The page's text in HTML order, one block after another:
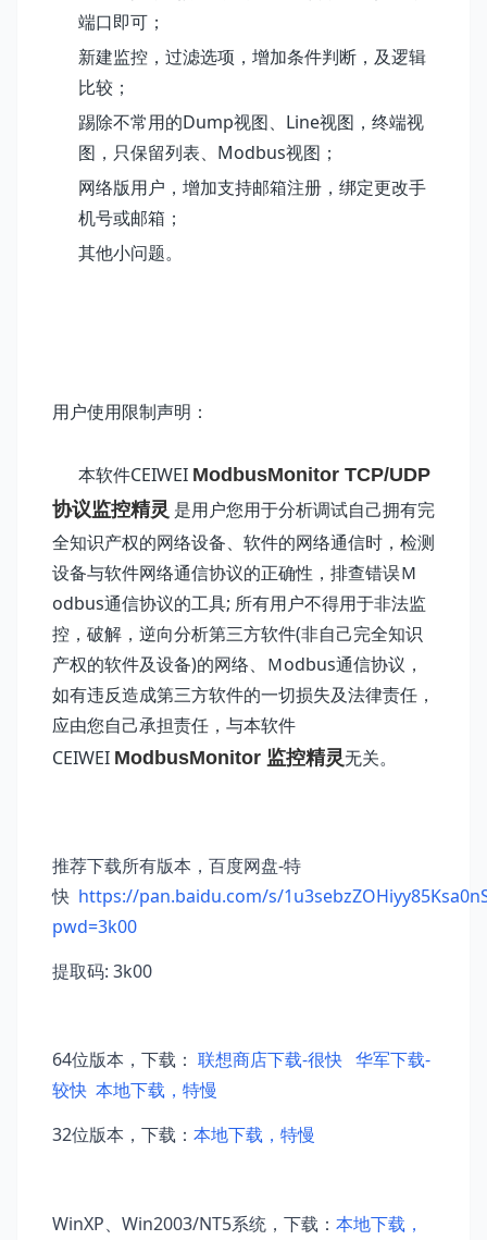
端口即可；
新建监控，过滤选项，增加条件判断，及逻辑
比较；
踢除不常用的Dump视图、Line视图，终端视
图，只保留列表、Modbus视图；
网络版用户， 增加支持邮箱注册，绑定更改手
机号或邮箱；
其他小问题。
用户使用限制声明：
本软件CEIWEI ModbusMonitor TCP/UDP
协议监控精灵 是用户您用于分析调试自己拥有完
全知识产权的网络设备、软件的网络通信时，检测
设备与软件网络通信协议的正确性，排查错误Ｍ
odbus通信协议的工具; 所有用户不得用于非法监
控，破解，逆向分析第三方软件(非自己完全知识
产权的软件及设备)的网络、Ｍodbus通信协议，
如有违反造成第三方软件的一切损失及法律责任，
应由您自己承担责任，与本软件
CEIWEI ModbusMonitor 监控精灵无关。
推荐下载所有版本，百度网盘-特
快 https://pan.baidu.com/s/
pwd=3k00
提取码: 3k00
64位版本，下载： 联想商店下载-很快 华军下载-
较快 本地下载，特慢
32位版本，下载： 本地下载，特慢
WinXP、Win2003/NT5系统，下载： 本地下载，